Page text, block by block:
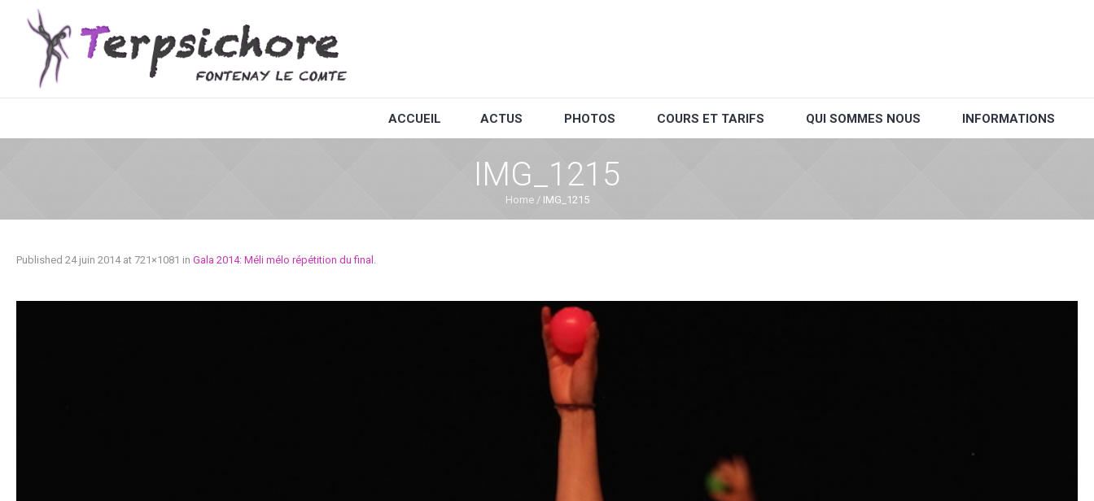
ACCUEIL ACTUS PHOTOS COURS ET TARIFS QUI SOMMES NOUS INFORMATIONS
IMG_1215
Home / IMG_1215
Published 24 juin 2014at 721×1081 in Gala 2014: Méli mélo répétition du final .